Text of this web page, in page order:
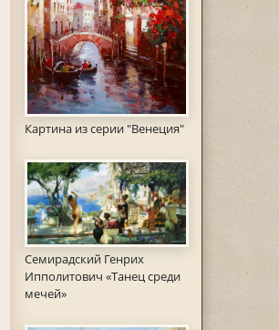
Картина из серии "Венеция"
Семирадский Генрих
Ипполитович «Танец среди
мечей»